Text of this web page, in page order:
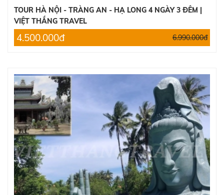
TOUR ĐÀ LẠT 3 NGÀY 2 ĐÊM
2.390.000đ
TOUR HÀ NỘI - TRÀNG AN - HẠ LONG 4 NGÀY 3 ĐÊM |
VIỆT THẮNG TRAVEL
4.500.000đ 6.990.000đ